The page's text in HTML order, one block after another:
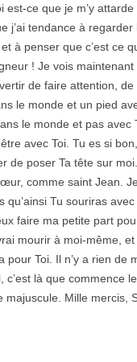
est-ce que je m’y
j’ai tendance à regarder
à penser que c’est ce
! Je vois maintenant
de faire attention,
le monde et un pied
le monde et pas avec
avec Toi. Tu es si
de poser Ta tête sur
comme saint Jean.
qu’ainsi Tu souriras
faire ma petite part
mourir à moi-même,
pour Toi. Il n’y a rien de
c’est là que commence
majuscule. Mille mercis,